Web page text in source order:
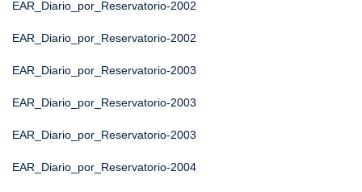
EAR_Diario_por_Reservatorio-2002
EAR_Diario_por_Reservatorio-2002
EAR_Diario_por_Reservatorio-2003
EAR_Diario_por_Reservatorio-2003
EAR_Diario_por_Reservatorio-2003
EAR_Diario_por_Reservatorio-2004